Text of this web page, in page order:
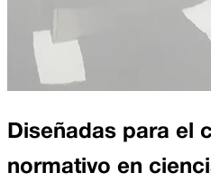
Diseñadas para el
normativo en